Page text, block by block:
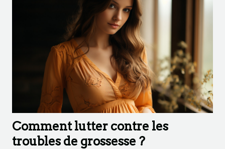
Comment lutter contre les
troubles de grossesse ?